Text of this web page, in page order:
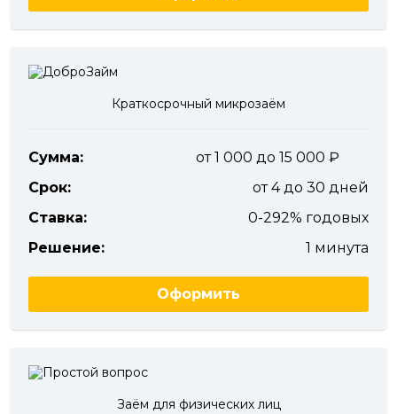
Краткосрочный микрозаём
Сумма:
от 1 000 до 15 000
Срок:
от 4 до 30 дней
Ставка:
0-292% годовых
Решение:
1 минута
Оформить
Заём для физических лиц